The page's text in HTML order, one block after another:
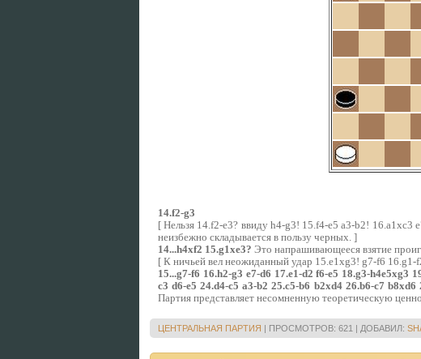
14.f2-g3
[ Нельзя 14.f2-e3? ввиду h4-g3! 15.f4-e5 a3-b2!
неизбежно складывается в пользу черных. ]
14...h4xf2 15.g1xe3? Это напрашивающееся взятие
[ К ничьей вел неожиданный удар 15.e1xg3! g7-f6
15...g7-f6 16.h2-g3 e7-d6 17.e1-d2 f6-e5 18.g3-h4e5xg3
c3 d6-e5 24.d4-c5 a3-b2 25.c5-b6 b2xd4 26.b6-c7
Партия представляет несомненную теоретическую
ЦЕНТРАЛЬНАЯ ПАРТИЯ | ПРОСМОТРОВ: 621 | ДОБАВИЛ: